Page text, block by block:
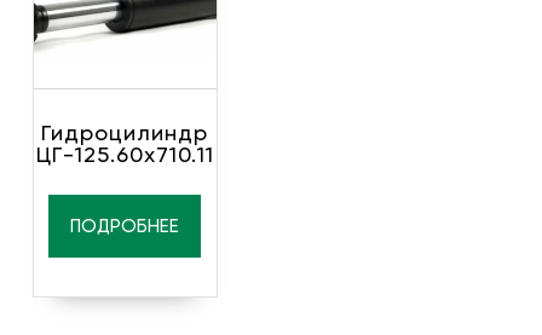
Гидроцилиндр
ЦГ-125.60х710.11
ПОДРОБНЕЕ